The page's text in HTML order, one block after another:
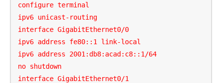
configure terminal
ipv6 unicast-routing
interface GigabitEthernet0/0
ipv6 address fe80::1 link-local
ipv6 address 2001:db8:acad:c8::1/64
no shutdown
interface GigabitEthernet0/1